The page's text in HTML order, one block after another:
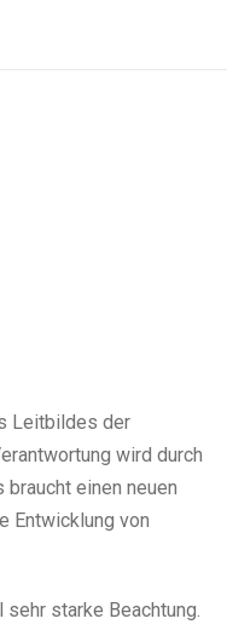
Leitbildes der
wird durch
einen neuen
Entwicklung von
starke Beachtung.